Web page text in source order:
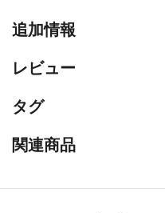
追加情報
レビュー
タグ
関連商品